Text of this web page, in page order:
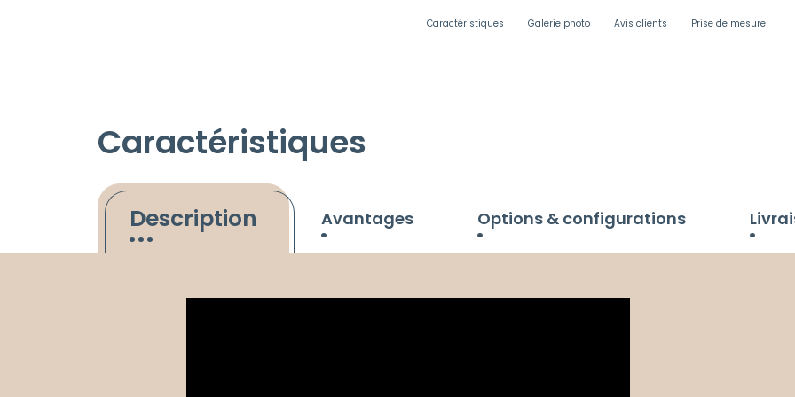
Caractéristiques Galerie photo Avis clients Prise de mesure
Caractéristiques
Description Avantages Options & configurations